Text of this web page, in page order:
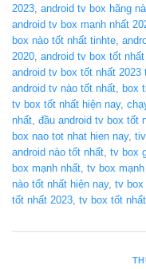
2023, android tv box hãng
android tv box mạnh nhất
box nào tốt nhất tinhte,
2020, android tv box tốt
android tv box tốt nhất 2023
android tv nào tốt nhất, box
tv box tốt nhất hiện nay,
nhất, đầu android tv box tốt
box nao tot nhat hien nay,
android nào tốt nhất, tv box
box mạnh nhất, tv box
nào tốt nhất hiện nay, tv box
tốt nhất 2023, tv box tốt